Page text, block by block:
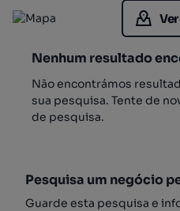
Nenhum resultado
Não encontrámos
sua pesquisa. Tente de
de pesquisa.
Pesquisa um negócio
Guarde esta pesquisa e